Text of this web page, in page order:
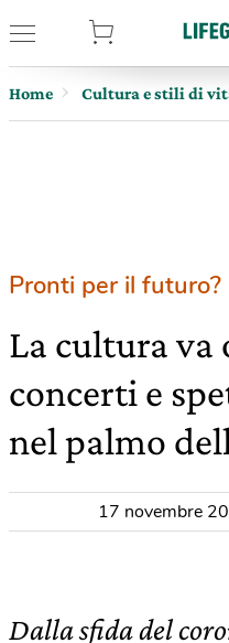
Home Cultura e stili di
Pronti per il futuro?
La cultura va
concerti e
nel palmo
17 novembre
Dalla sfida del